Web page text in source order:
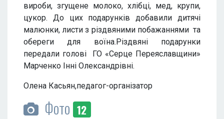
вироби, згущене молоко, хлібці, мед, крупи,
цукор. До цих подарунків добавили дитячі
малюнки, листи з різдвяними побажаннями та
обереги для воїна.Різдвяні подарунки
передали голові ГО «Серце Переяславщини»
Марченко Інні Олександрівні.
Олена Касьян,педагог-організатор
Фото 12